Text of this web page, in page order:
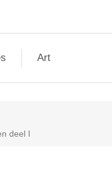
Art
deel I